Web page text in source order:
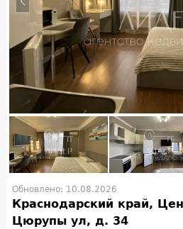
Обновлено: 10.08.2026
Краснодарский край,
Цюрупы ул, д. 34